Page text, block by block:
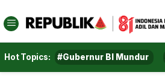
Hot Topics: #Gubernur BI Mundur